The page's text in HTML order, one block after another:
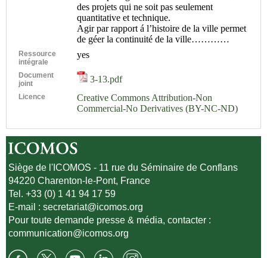
des projets qui ne soit pas seulement
quantitative et technique.
Agir par rapport á l’histoire de la ville permet
de géer la continuité de la ville…………
Ressource
intégrale
yes
Document
joint
3-13.pdf
Licence
Creative Commons Attribution-Non
Commercial-No Derivatives (BY-NC-ND)
Siège de l'ICOMOS - 11 rue du Séminaire de Conflans
94220 Charenton-le-Pont, France
Tel. +33 (0) 1 41 94 17 59
E-mail :secretariat@icomos.org
Pour toute demande presse & média, contacter :
communication@icomos.org